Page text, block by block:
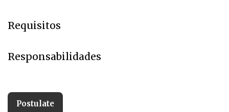
Requisitos
Responsabilidades
Postulate